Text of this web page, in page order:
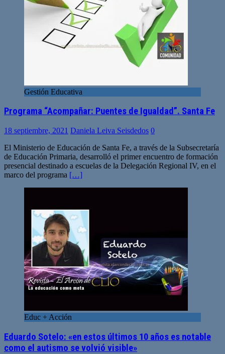
Gestión Educativa
Programa “Acompañar: Puentes de Igualdad”. Santa Fe
18 septiembre, 2021 Daniela Leiva Seisdedos 0
El Ministerio de Educación de Santa Fe, a través de la Subsecretaría
de Educación Primaria, desarrolló el primer encuentro de formación
presencial destinado a escuelas de la Delegación Regional IV, en el
marco del programa […]
Educ + Acción
Eduardo Sotelo: «en estos últimos 10 años es notable
como el autismo se volvió visible»